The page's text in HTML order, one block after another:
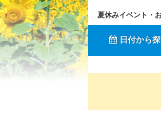
夏休みイベント・
日付から